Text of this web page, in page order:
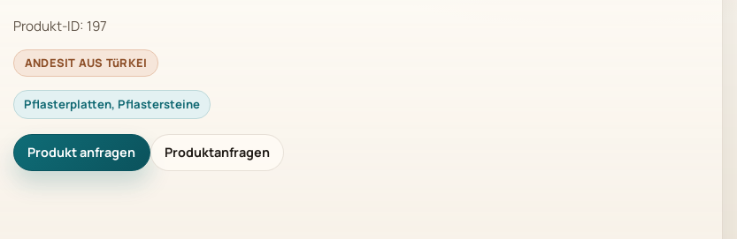
Produkt-ID: 197
ANDESIT AUS TüRKEI
Pflasterplatten, Pflastersteine
Produkt anfragen Produktanfragen